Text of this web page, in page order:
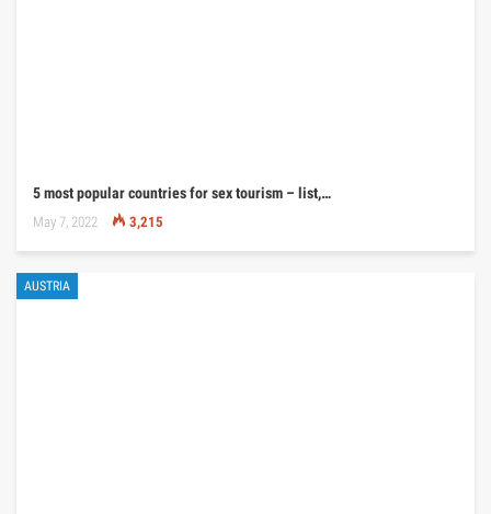
5 most popular countries for sex tourism – list,…
May 7, 2022 3,215
AUSTRIA